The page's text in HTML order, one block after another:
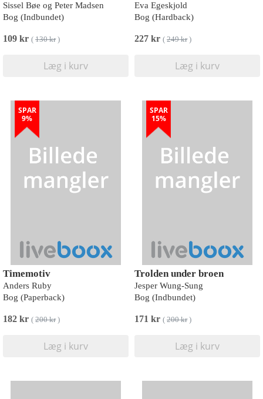
Sissel Bøe og Peter Madsen
Bog (Indbundet)
109 kr ( 130 kr)
Læg i kurv
Eva Egeskjold
Bog (Hardback)
227 kr ( 249 kr)
Læg i kurv
SPAR
9%
Timemotiv
Anders Ruby
Bog (Paperback)
182 kr ( 200 kr)
Læg i kurv
SPAR
15%
Trolden under broen
Jesper Wung-Sung
Bog (Indbundet)
171 kr ( 200 kr)
Læg i kurv